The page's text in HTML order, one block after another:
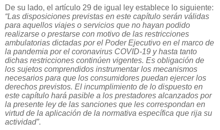
De su lado, el artículo 29 de igual ley establece lo siguiente:
“Las disposiciones previstas en este capítulo serán válidas
para aquellos viajes o servicios que no hayan podido
realizarse o prestarse con motivo de las restricciones
ambulatorias dictadas por el Poder Ejecutivo en el marco de
la pandemia por el coronavirus COVID-19 y hasta tanto
dichas restricciones continúen vigentes. Es obligación de
los sujetos comprendidos instrumentar los mecanismos
necesarios para que los consumidores puedan ejercer los
derechos previstos. El incumplimiento de lo dispuesto en
este capítulo hará pasible a los prestadores alcanzados por
la presente ley de las sanciones que les correspondan en
virtud de la aplicación de la normativa específica que rija su
actividad”.